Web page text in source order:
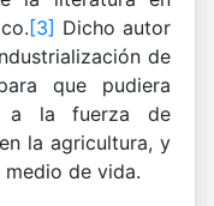
[3] Dicho autor
de
que pudiera
a la fuerza de
la agricultura, y
de vida.